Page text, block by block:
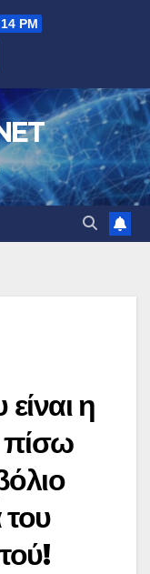
PM
η
πίσω